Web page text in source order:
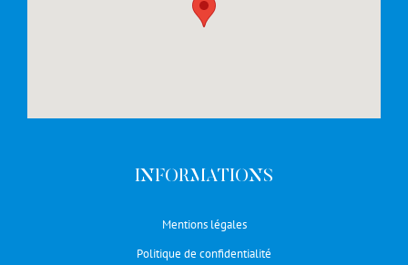
INFORMATIONS
Mentions légales
Politique de confidentialité